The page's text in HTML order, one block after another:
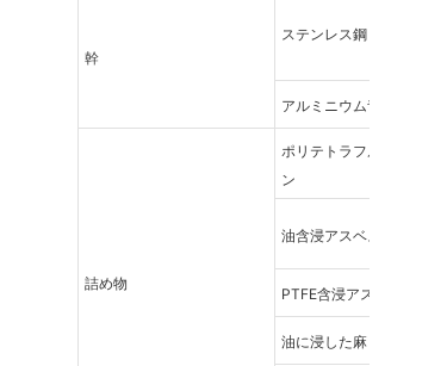
幹
ステンレス鋼
アルミニウム青銅
詰め物
ポリテトラフルオロエチレ
ン
油含浸アスベストロープ
PTFE含浸アスベストロー
油に浸した麻